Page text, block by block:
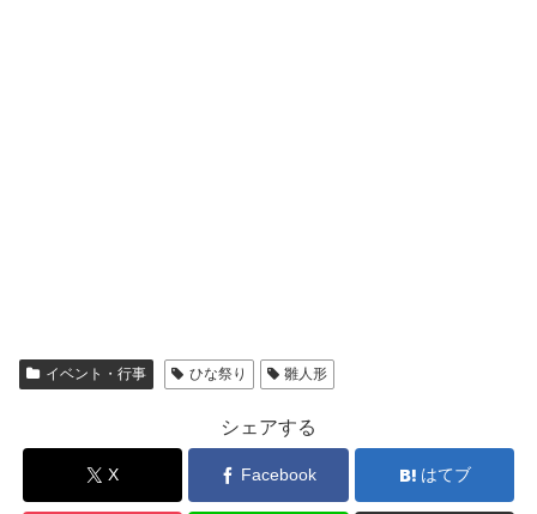
イベント・行事 ひな祭り 雛人形
シェアする
X Facebook はてブ